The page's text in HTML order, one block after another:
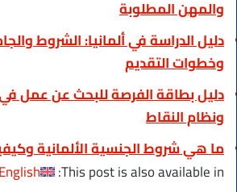
والمهن المطلوبة
دليل الدراسة في ألمانيا: الشروط
وخطوات التقديم
دليل بطاقة الفرصة للبحث عن عمل في
ونظام النقاط
ما هي شروط الجنسية الألمانية
This post is also available in:
English